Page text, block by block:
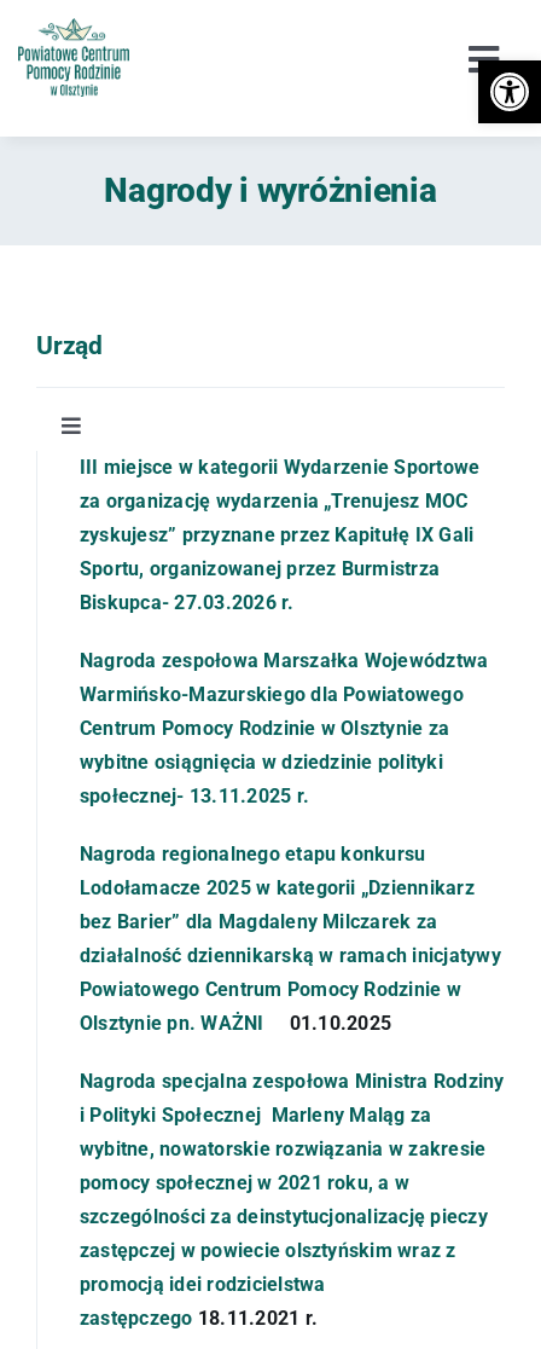
do
zawartości
Orzekanie o Niepełnosprawności
Przeciwdziałanie przemocy
Wsparcie
Nagrody i wyróżnienia
Urząd
Toggle
Navigation
Struktura organizacyjna
e-Doręczenia
Regulamin
Kadry
Projekty
Nagrody i wyróżnienia
Ważne dokumenty
III miejsce w kategorii Wydarzenie Sportowe
za organizację wydarzenia „Trenujesz MOC
zyskujesz” przyznane przez Kapitułę IX Gali
Sportu, organizowanej przez Burmistrza
Biskupca- 27.03.2026 r.
Nagroda zespołowa Marszałka Województwa
Warmińsko-Mazurskiego dla Powiatowego
Centrum Pomocy Rodzinie w Olsztynie za
wybitne osiągnięcia w dziedzinie polityki
społecznej- 13.11.2025 r.
Nagroda regionalnego etapu konkursu
Lodołamacze 2025 w kategorii „Dziennikarz
bez Barier” dla Magdaleny Milczarek za
działalność dziennikarską w ramach inicjatywy
Powiatowego Centrum Pomocy Rodzinie w
Olsztynie pn. WAŻNI
01.10.2025
Nagroda specjalna zespołowa Ministra Rodziny
i Polityki Społecznej Marleny Maląg za
wybitne, nowatorskie rozwiązania w zakresie
pomocy społecznej w 2021 roku, a w
szczególności za deinstytucjonalizację pieczy
zastępczej w powiecie olsztyńskim wraz z
promocją idei rodzicielstwa
zastępczego 18.11.2021 r.